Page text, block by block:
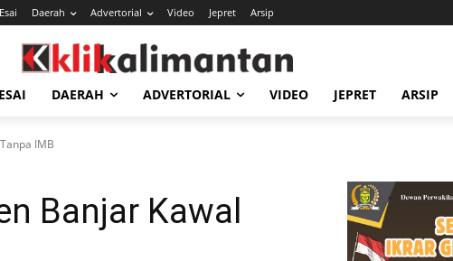
Esai Daerah Advertorial Video Jepret Arsip
ESAI DAERAH ADVERTORIAL VIDEO JEPRET ARSIP
IMB
Banjar Kawal